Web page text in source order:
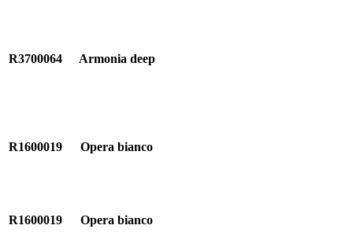
R3700064 Armonia deep
R1600019 Opera bianco
R1600019 Opera bianco